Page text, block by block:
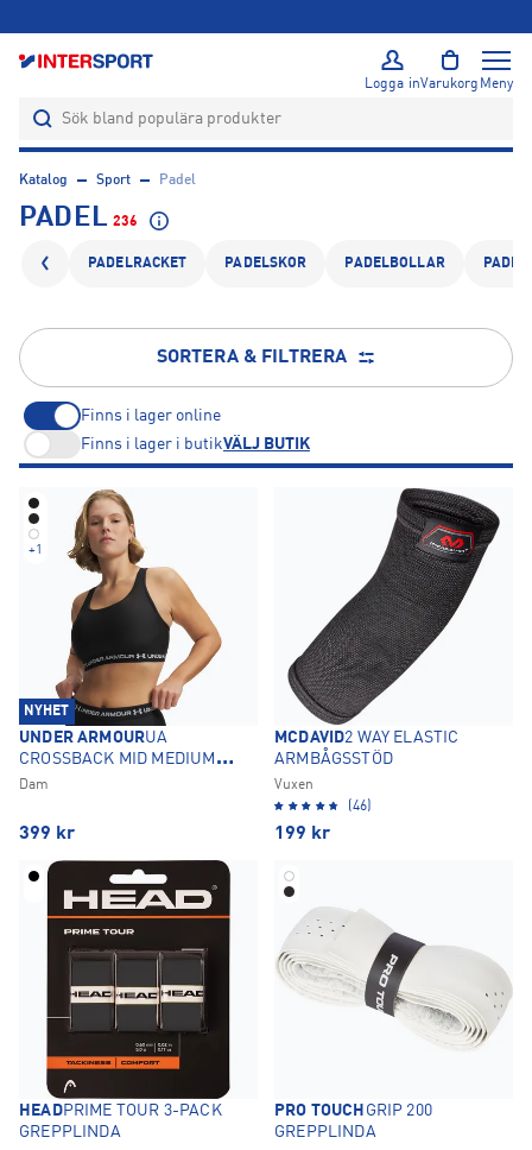
Logga inVarukorg Meny
Katalog Sport Padel
PADEL 236
PADELRACKET PADELSKOR PADELBOLLAR
SORTERA & FILTRERA
Finns i lager online
Finns i lager i butikVÄLJ BUTIK
+1
NYHET
UNDER ARMOURUA
CROSSBACK MID MEDIUM
SUPPORT SPORT-BH
Dam
399 kr
MCDAVID2 WAY ELASTIC
ARMBÅGSSTÖD
Vuxen
(46)
199 kr
HEADPRIME TOUR 3-PACK
GREPPLINDA
PRO TOUCH GRIP 200
GREPPLINDA